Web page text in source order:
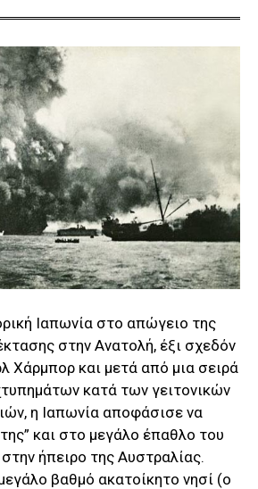
Ιαπωνία στο απώγειο της
στην Ανατολή, έξι σχεδόν
Χάρμπορ και μετά από μια σειρά
κατά των γειτονικών
η Ιαπωνία αποφάσισε να
της” και στο μεγάλο έπαθλο του
στην ήπειρο της Αυστραλίας.
βαθμό ακατοίκητο νησί (ο